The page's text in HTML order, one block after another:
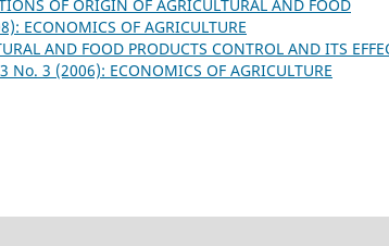
OF ORIGIN OF AGRICULTURAL AND FOOD
ECONOMICS OF AGRICULTURE
AND FOOD PRODUCTS CONTROL AND ITS
3 (2006): ECONOMICS OF AGRICULTURE